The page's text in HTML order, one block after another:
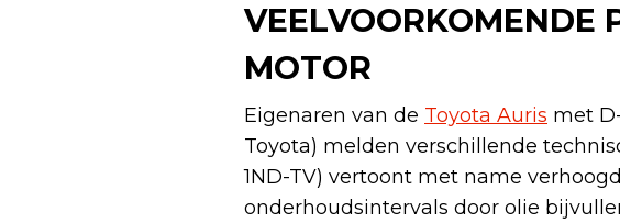
VEELVOORKOMENDE
MOTOR
Eigenaren van de Toyota Auris met
Toyota) melden verschillende
1ND-TV) vertoont met name
onderhoudsintervals door olie